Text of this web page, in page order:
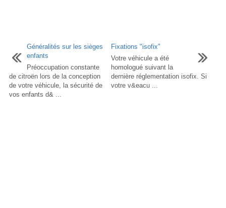
Généralités sur les sièges
enfants
Préoccupation constante
de citroën lors de la conception
de votre véhicule, la sécurité de
vos enfants d& ...
Fixations "isofix"
Votre véhicule a été
homologué suivant la
dernière réglementation isofix. Si
votre v&eacu ...